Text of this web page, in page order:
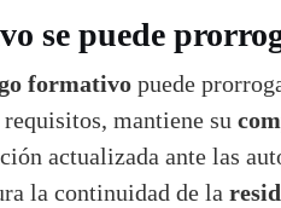
se puede
formativo puede
mantiene su
actualizada ante las
la continuidad de la